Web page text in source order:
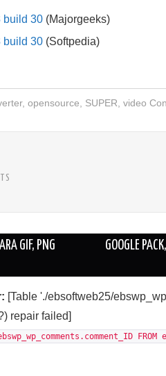
build 30 (Majorgeeks)
build 30 (Softpedia)
, opensource SUPER video
GIF, PNG
GOOGLE
[Table './ebsoftweb25/
repair failed]